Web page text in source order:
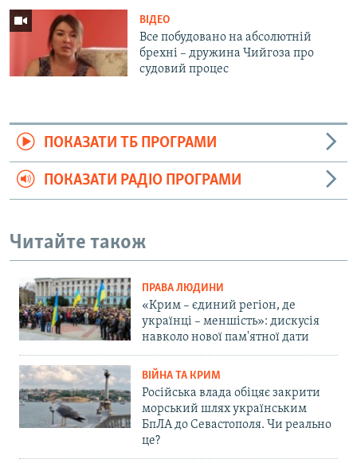
ВІДЕО
Все побудовано на абсолютній
брехні – дружина Чийгоза про
судовий процес
ПОКАЗАТИ ТБ ПРОГРАМИ
ПОКАЗАТИ РАДІО ПРОГРАМИ
Читайте також
ПРАВА ЛЮДИНИ
«Крим – єдиний регіон, де
українці – меншість»: дискусія
навколо нової пам'ятної дати
ВІЙНА ТА КРИМ
Російська влада обіцяє закрити
морський шлях українським
БпЛА до Севастополя. Чи реально
це?